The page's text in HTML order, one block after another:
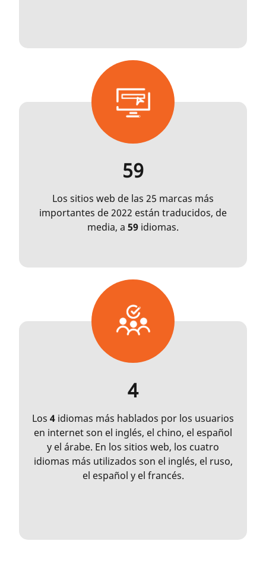
59
Los sitios web de las 25 marcas más
importantes de 2022 están traducidos, de
media, a 59 idiomas.
4
Los 4 idiomas más hablados por los usuarios
en internet son el inglés, el chino, el español
y el árabe. En los sitios web, los cuatro
idiomas más utilizados son el inglés, el ruso,
el español y el francés.